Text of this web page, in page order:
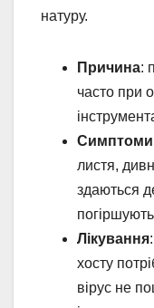
натуру.
Причина:
часто при
Симптоми
листя,
здаються
Лікування
хосту
вірус не